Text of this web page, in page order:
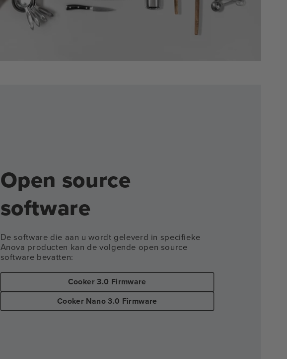
Open source
software
De software die aan u wordt geleverd in specifieke
Anova producten kan de volgende open source
software bevatten:
Cooker 3.0 Firmware
Cooker Nano 3.0 Firmware